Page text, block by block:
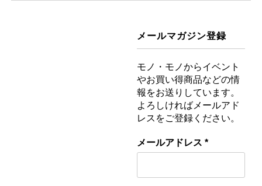
メールマガジン登録
モノ・モノからイベント
やお買い得商品などの情
報をお送りしています。
よろしければメールアド
レスをご登録ください。
メールアドレス *